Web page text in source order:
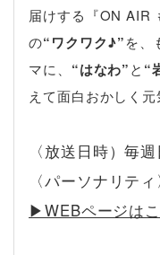
届けする『ON AIR
の“ワクワク♪”を、
マに、 “はなわ”と “
えて面白おかしく
〈放送日時）毎
〈パーソナリテ
▶︎WEBページは